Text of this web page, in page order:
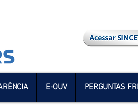
E-OUV PERGUNTAS